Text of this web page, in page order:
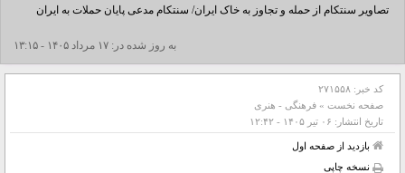
تصاویر سنتکام از حمله و تجاوز به خاک ایران/ سنتکام مدعی پایان حملات به ایران
شد+فیلم به روز شده در: ۱۷ مرداد ۱۴۰۵ - ۱۳:۱۵
کد خبر: ۲۷۱۵۵۸
صفحه نخست » فرهنگی - هنری
تاریخ انتشار: ۰۶ تير ۱۴۰۵ - ۱۲:۴۲
بازدید از صفحه اول
نسخه چاپی